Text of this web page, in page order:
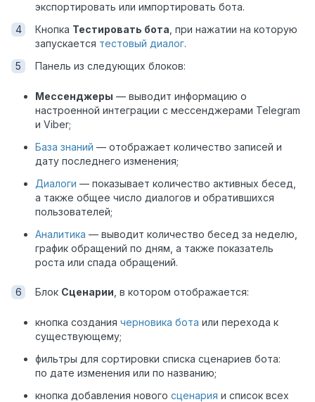
экспортировать или импортировать бота.
Кнопка Тестировать бота, при нажатии на которую
запускается тестовый диалог.
Панель из следующих блоков:
Мессенджеры — выводит информацию о
настроенной интеграции с мессенджерами Telegram
и Viber;
База знаний — отображает количество записей и
дату последнего изменения;
Диалоги — показывает количество активных бесед,
а также общее число диалогов и обратившихся
пользователей;
Аналитика — выводит количество бесед за неделю,
график обращений по дням, а также показатель
роста или спада обращений.
Блок Сценарии , в котором отображается:
кнопка создания черновика бота или перехода к
существующему;
фильтры для сортировки списка сценариев бота:
по дате изменения или по названию;
кнопка добавления нового сценария и список всех